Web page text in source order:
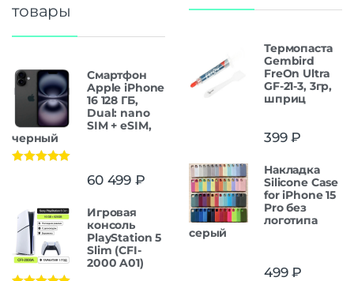
товары
Смартфон
Apple iPhone
16 128 ГБ,
Dual: nano
SIM + eSIM,
черный
60 499 ₽
Игровая
консоль
PlayStation 5
Slim (CFI-
2000 A01)
Термопаста
Gembird
FreOn Ultra
GF-21-3, 3гр,
шприц
399₽
Накладка
Silicone Case
for iPhone 15
Pro без
логотипа
серый
499₽